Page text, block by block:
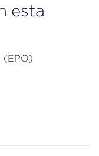
esta
(EPO)